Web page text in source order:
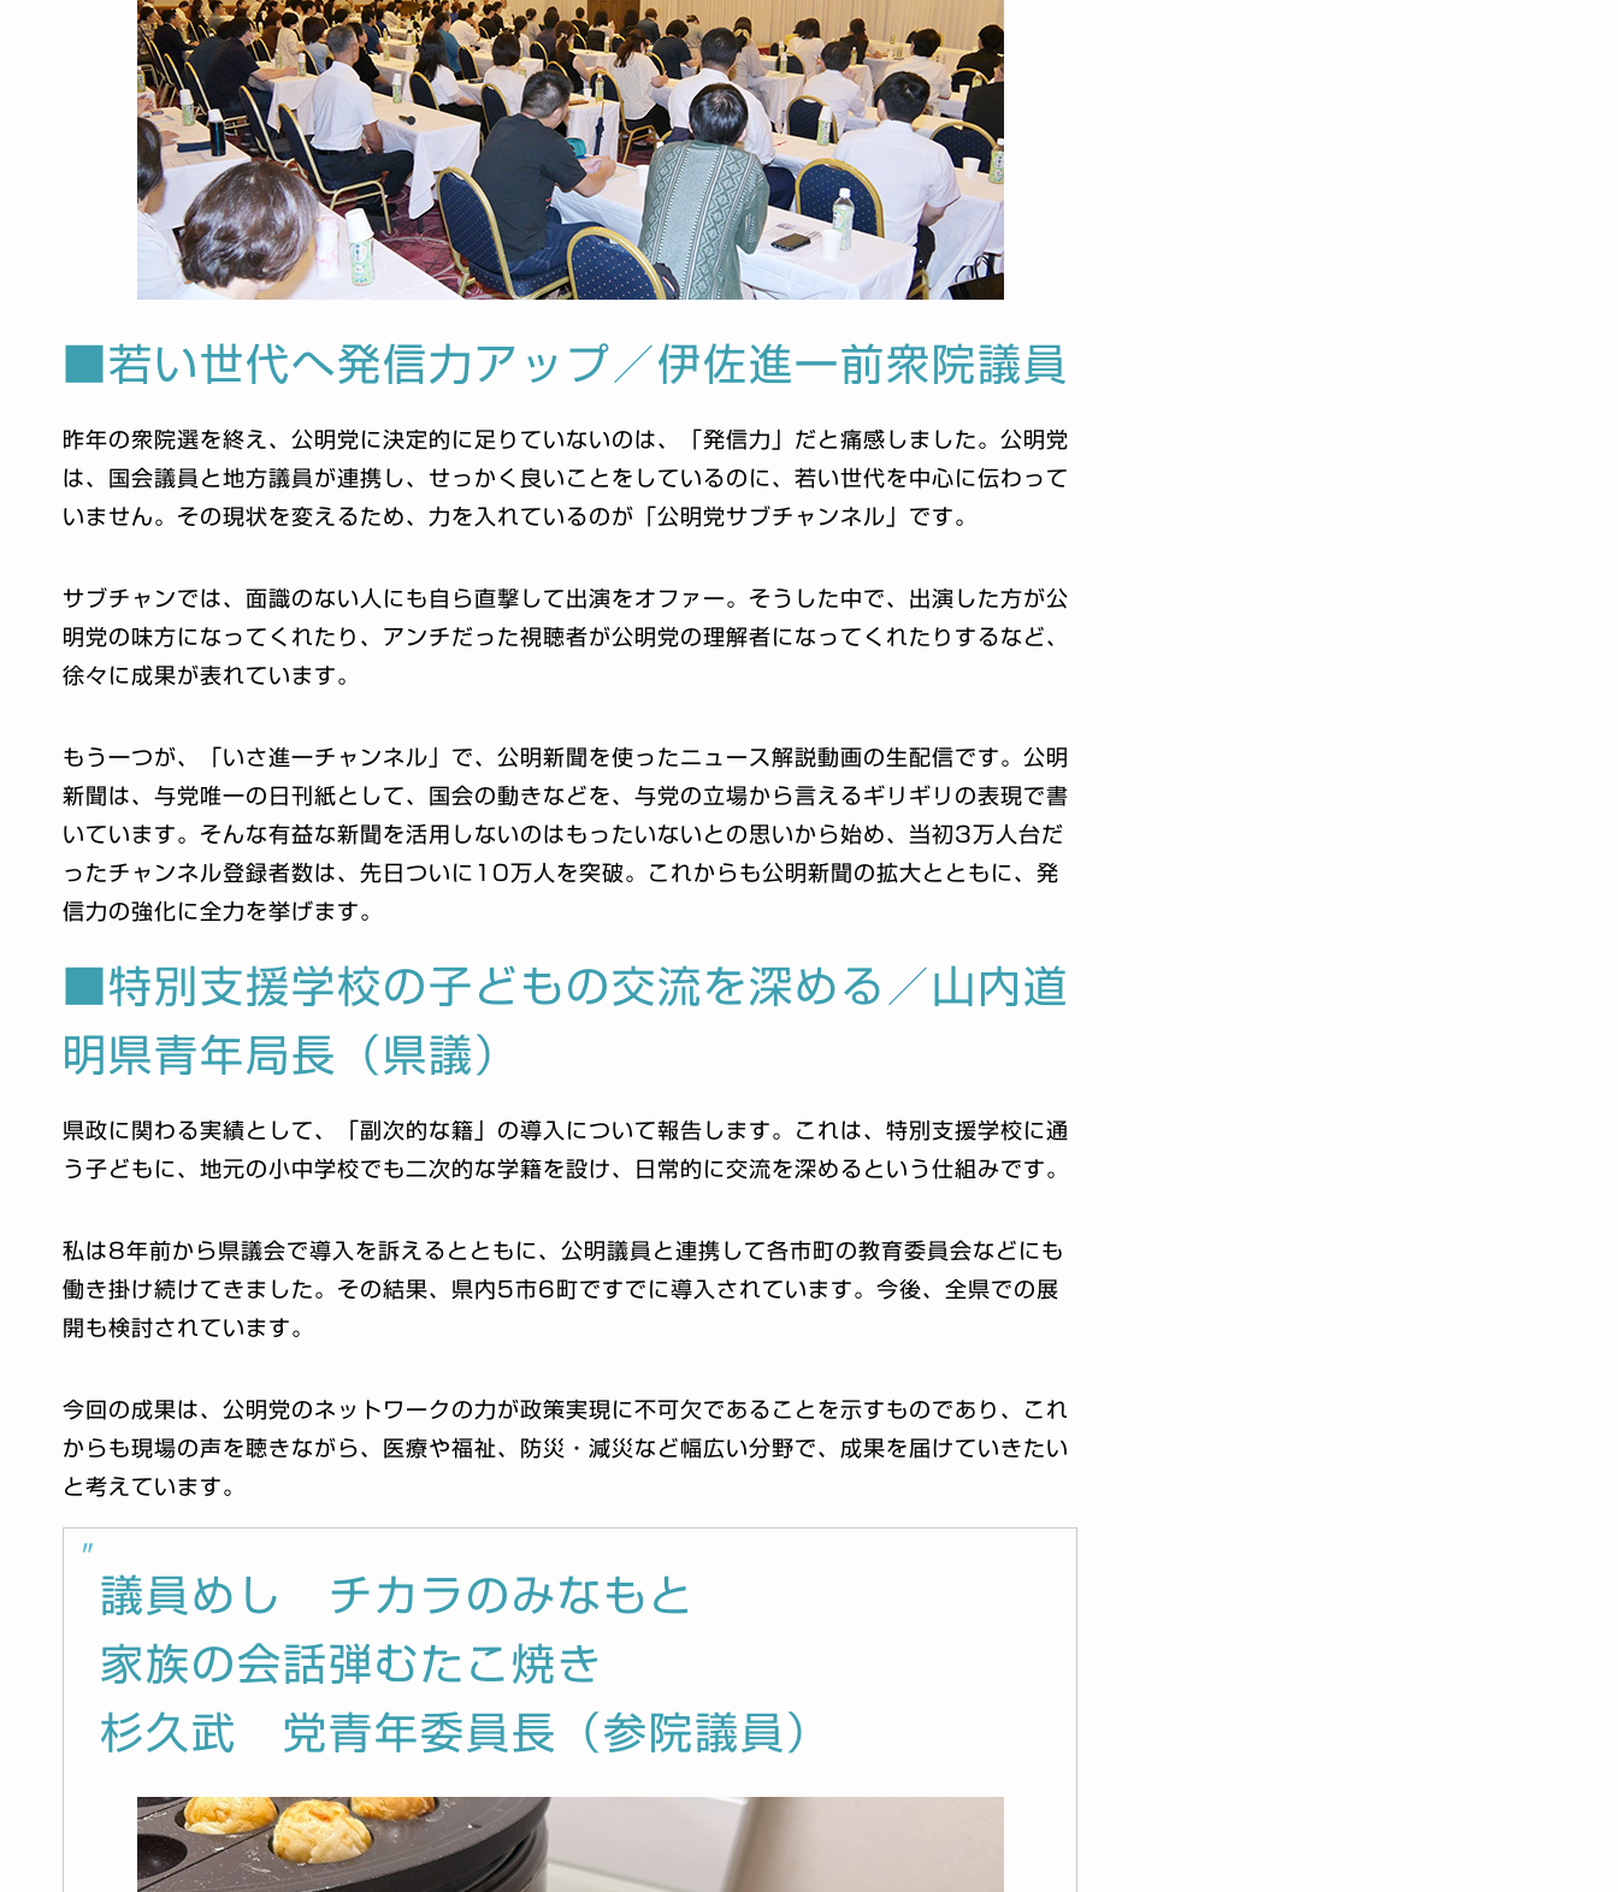
■若い世代へ発信力アップ／伊佐進一前衆院議員
昨年の衆院選を終え、公明党に決定的に足りていないのは、「発信力」だと痛感しました。公明党
は、国会議員と地方議員が連携し、せっかく良いことをしているのに、若い世代を中心に伝わって
いません。その現状を変えるため、力を入れているのが「公明党サブチャンネル」です。
サブチャンでは、面識のない人にも自ら直撃して出演をオファー。そうした中で、出演した方が公
明党の味方になってくれたり、アンチだった視聴者が公明党の理解者になってくれたりするなど、
徐々に成果が表れています。
もう一つが、「いさ進一チャンネル」で、公明新聞を使ったニュース解説動画の生配信です。公明
新聞は、与党唯一の日刊紙として、国会の動きなどを、与党の立場から言えるギリギリの表現で書
いています。そんな有益な新聞を活用しないのはもったいないとの思いから始め、当初3万人台だ
ったチャンネル登録者数は、先日ついに10万人を突破。これからも公明新聞の拡大とともに、発
信力の強化に全力を挙げます。
■特別支援学校の子どもの交流を深める／山内道
明県青年局長（県議）
県政に関わる実績として、「副次的な籍」の導入について報告します。これは、特別支援学校に通
う子どもに、地元の小中学校でも二次的な学籍を設け、日常的に交流を深めるという仕組みです。
私は8年前から県議会で導入を訴えるとともに、公明議員と連携して各市町の教育委員会などにも
働き掛け続けてきました。その結果、県内5市6町ですでに導入されています。今後、全県での展
開も検討されています。
今回の成果は、公明党のネットワークの力が政策実現に不可欠であることを示すものであり、これ
からも現場の声を聴きながら、医療や福祉、防災・減災など幅広い分野で、成果を届けていきたい
と考えています。
議員めし チカラのみなもと
家族の会話弾むたこ焼き
杉久武 党青年委員長（参院議員）